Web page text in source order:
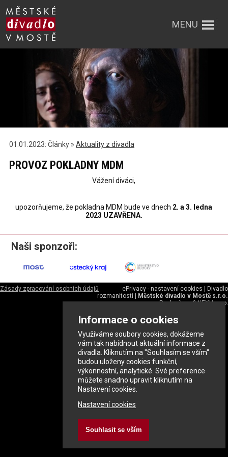
Informace o cookies
Využíváme soubory cookies, dokážeme
vám tak nabídnout aktuální informace z
divadla. Kliknutím na "Souhlasím se vším"
budou uloženy cookies funkční,
výkonnostní, analytické. Své preference
můžete snadno upravit kliknutím na
Nastavení cookies.
Nastavení cookies
Souhlasit se vším
MENU
01.01.2023: Články » Aktuality z divadla
PROVOZ POKLADNY MDM
Vážení diváci,
upozorňujeme, že pokladna MDM bude ve dnech 2. a 3. ledna
2023 UZAVŘENA.
Naši sponzoři:
Zásady zpracování osobních údajů ePrivacy - nastavení cookies
Divadlo
rozmanitostí
Městské divadlo v Mostě s.r.o.
Pecho-it.cz&NEXU s.r.o.